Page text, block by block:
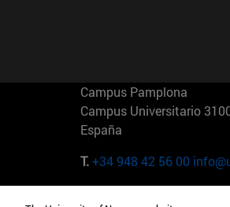
Campus Pamplona
Campus Universitario
España
T.+34 948 42 56 00